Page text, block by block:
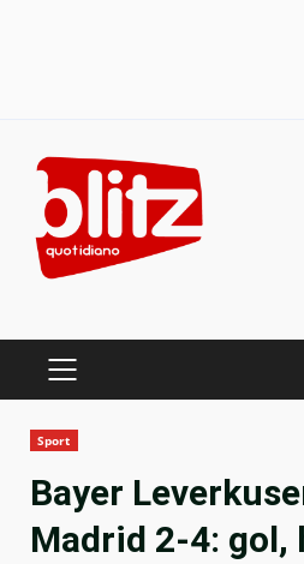
content
PRIMARY
Sport
Bayer
Madrid 2-4: